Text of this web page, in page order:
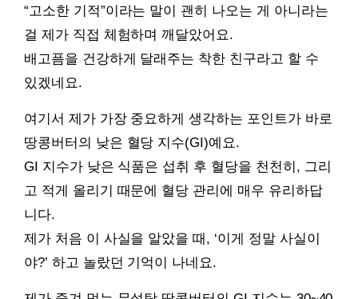
“고소한 기적”이라는 말이 괜히 나오는 게 아니라는
걸 제가 직접 체험하며 깨달았어요.
배고픔을 건강하게 달래주는 착한 친구라고 할 수
있겠네요.
여기서 제가 가장 중요하게 생각하는 포인트가 바로
땅콩버터의 낮은 혈당 지수(GI)예요.
GI 지수가 낮은 식품은 섭취 후 혈당을 천천히, 그리
고 적게 올리기 때문에 혈당 관리에 매우 유리하답
니다.
제가 처음 이 사실을 알았을 때, ‘이게 정말 사실이
야?’ 하고 놀랐던 기억이 나네요.